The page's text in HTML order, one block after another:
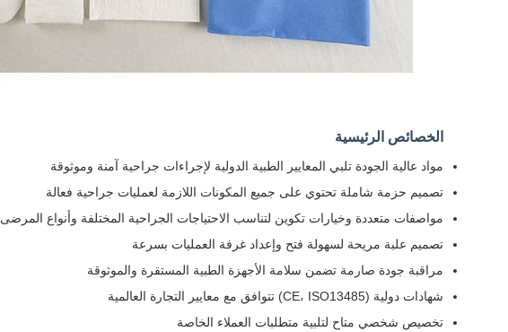
الخصائص الرئيسية
مواد عالية الجودة تلبي المعايير الطبية الدولية لإجراءات جراحية آمنة وموثوقة
تصميم حزمة شاملة تحتوي على جميع المكونات اللازمة لعمليات جراحية فعالة
مواصفات متعددة وخيارات تكوين لتناسب الاحتياجات الجراحية المختلفة وأنواع المرضى
تصميم علبة مريحة لسهولة فتح وإعداد غرفة العمليات بسرعة
مراقبة جودة صارمة تضمن سلامة الأجهزة الطبية المستقرة والموثوقة
شهادات دولية (CE، ISO13485) تتوافق مع معايير التجارة العالمية
تخصيص شخصي متاح لتلبية متطلبات العملاء الخاصة